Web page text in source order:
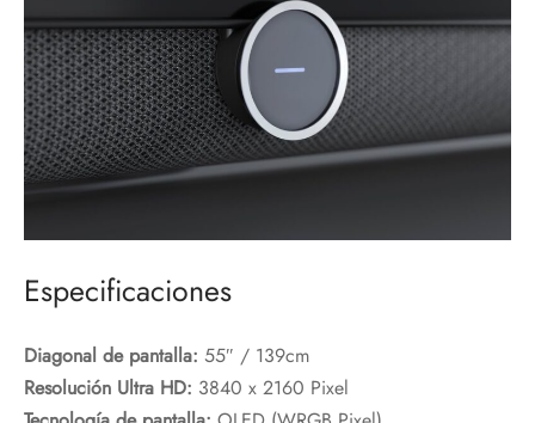
Especificaciones
Diagonal de pantalla: 55″ / 139cm
Resolución Ultra HD: 3840 x 2160 Pixel